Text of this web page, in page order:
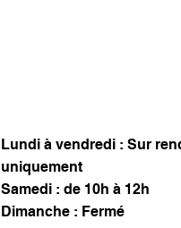
Lundi à vendredi : Sur
uniquement
Samedi : de 10h à 12h
Dimanche : Fermé